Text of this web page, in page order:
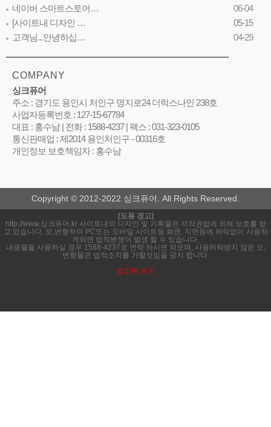
네이버 스마트스토어…
06-04
[사이트내 디자인 …
05-15
고객님...안녕하십…
04-29
COMPANY
싱크퓨어
주소 : 경기도 용인시 처인구 명지로24 더럭스나인 238호
사업자등록번호 : 127-15-67784
대표 : 홍수남 | 전화 : 1588-4237 | 팩스 : 031-323-0105
통신판매업 : 제2014 용인처인구 - 00316호
개인정보 보호책임자 : 홍수남
Copyright © 2012-2022 싱크퓨어. All Rights Reserved.
[도용 경고]
http://www.싱크퓨어.kr 사이트내의 디자인 및 기획물은 저작권법에 의해 보호를 받
고 있습니다. 오,변형하여 PC또는 모바일 사이트등 화면, 지면등에 허락없이 사용하
게되면 법적분쟁이 발생 할 수 있습니다.
내용물을 사용하실 경우 1588-4237로 연락 하시면 되오며, 사용허락받지 않은 오,
변형물은 법적조치를 가할것임을 공지 합니다.
경고문 보기